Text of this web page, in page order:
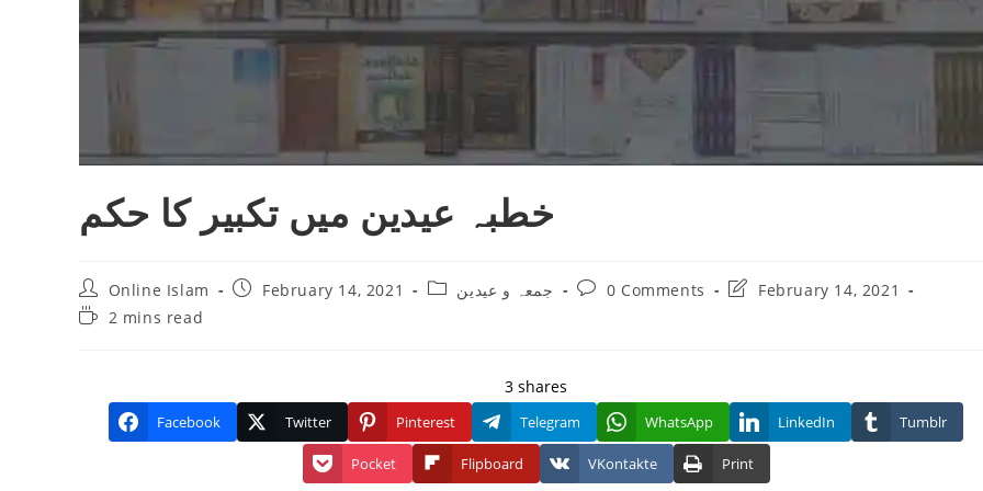
خطبہ عیدین میں تکبیر کا حکم
Post
author:
Online Islam
PostFebruary 14, 2021
Post جمعہ و عیدین
Post0 Comments
PostFebruary 14, 2021
Reading2 mins read
3 shares
Facebook Twitter Pinterest Telegram WhatsApp LinkedIn Tumblr
Pocket Flipboard VKontakte Print